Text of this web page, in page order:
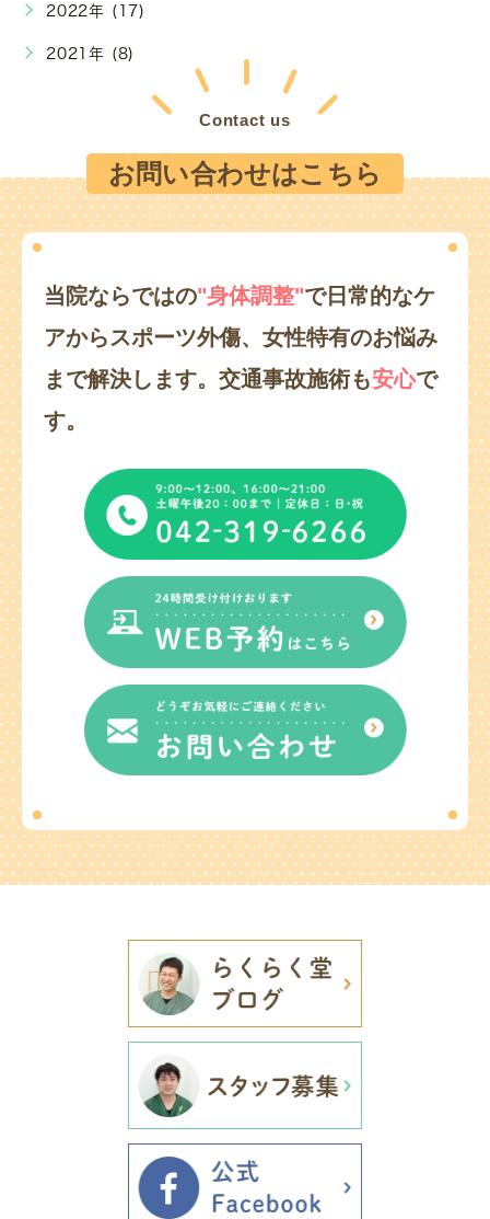
2022年 (17)
2021年 (8)
Contact us
お問い合わせはこちら
当院ならではの"身体調整"で日常的なケ
アからスポーツ外傷、 女性特有のお悩み
まで解決します。 交通事故施術も安心で
す。